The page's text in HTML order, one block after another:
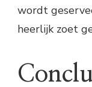
wordt
heerlijk zoet